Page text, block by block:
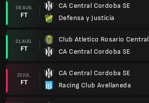
08 AUG.
FT
CA Central Cordoba SE
Defensa y Justicia
01 AUG.
FT
Club Atletico Rosario Central
CA Central Cordoba SE
23 JUL.
FT
CA Central Cordoba SE
Racing Club Avellaneda